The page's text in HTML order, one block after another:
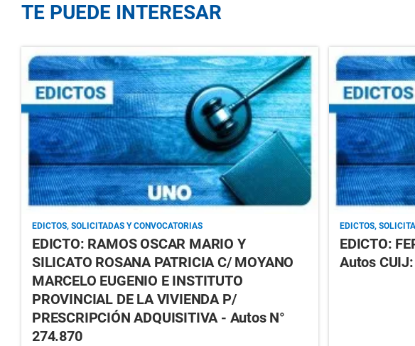
TE PUEDE INTERESAR
EDICTOS, SOLICITADAS Y CONVOCATORIAS
EDICTO: RAMOS OSCAR MARIO Y
SILICATO ROSANA PATRICIA C/ MOYANO
MARCELO EUGENIO E INSTITUTO
PROVINCIAL DE LA VIVIENDA P/
PRESCRIPCIÓN ADQUISITIVA - Autos N°
274.870
EDICTOS,
EDICTO:
Autos